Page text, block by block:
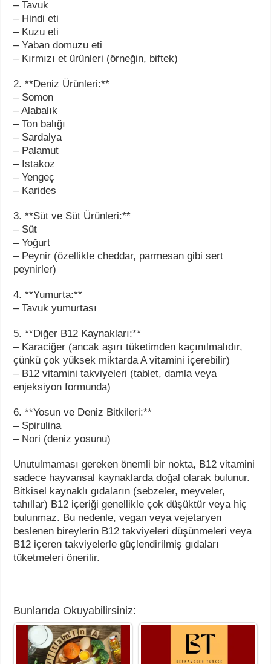
– Tavuk
– Hindi eti
– Kuzu eti
– Yaban domuzu eti
– Kırmızı et ürünleri (örneğin, biftek)
2. **Deniz Ürünleri:**
– Somon
– Alabalık
– Ton balığı
– Sardalya
– Palamut
– Istakoz
– Yengeç
– Karides
3. **Süt ve Süt Ürünleri:**
– Süt
– Yoğurt
– Peynir (özellikle cheddar, parmesan gibi sert
peynirler)
4. **Yumurta:**
– Tavuk yumurtası
5. **Diğer B12 Kaynakları:**
– Karaciğer (ancak aşırı tüketimden kaçınılmalıdır,
çünkü çok yüksek miktarda A vitamini içerebilir)
– B12 vitamini takviyeleri (tablet, damla veya
enjeksiyon formunda)
6. **Yosun ve Deniz Bitkileri:**
– Spirulina
– Nori (deniz yosunu)
Unutulmaması gereken önemli bir nokta, B12 vitamini
sadece hayvansal kaynaklarda doğal olarak bulunur.
Bitkisel kaynaklı gıdaların (sebzeler, meyveler,
tahıllar) B12 içeriği genellikle çok düşüktür veya hiç
bulunmaz. Bu nedenle, vegan veya vejetaryen
beslenen bireylerin B12 takviyeleri düşünmeleri veya
B12 içeren takviyelerle güçlendirilmiş gıdaları
tüketmeleri önerilir.
Bunlarıda Okuyabilirsiniz: